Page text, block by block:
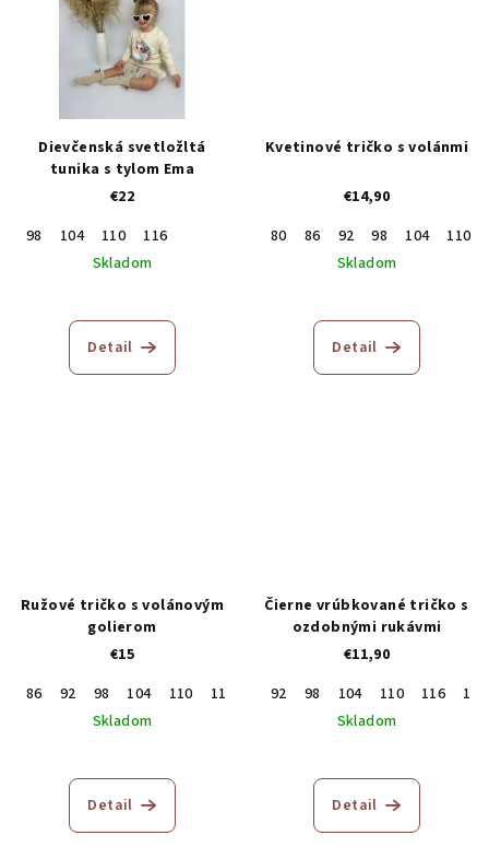
Dievčenská svetložltá
tunika s tylom Ema
€22
98
104 110
116
Skladom
Detail
Kvetinové tričko s volánmi
€14,90
80
86 92 98 104 110
Skladom
Detail
Ružové tričko s volánovým
golierom
€15
86
92 98 104 110
116
Skladom
Detail
Čierne vrúbkované tričko s
ozdobnými rukávmi
€11,90
92
98 104 110 116
122
Skladom
Detail